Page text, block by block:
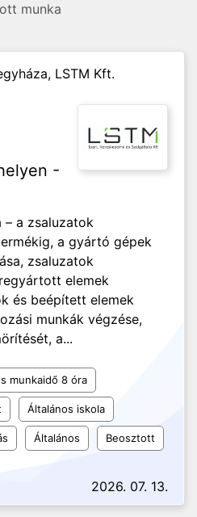
munka
LSTM Kft.
-
– a zsaluzatok
a gyártó gépek
zsaluzatok
elemek
és beépített elemek
munkák végzése,
a...
munkaidő 8 óra
Általános iskola
Általános Beosztott
2026. 07. 13.